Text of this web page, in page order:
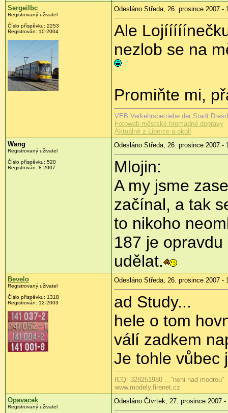
Sergeilbc
Registrovaný uživatel
Číslo příspěvku: 2253
Registrován: 10-2004
Odesláno Středa, 26. prosince 2007 -
Ale
nezlob se na
Promiňte mi,
VEB Verkehrsbetriebe der Stadt
Fotoweb městské hromadné dopravy
Aktuálně z Liberce a okolí
Wang
Registrovaný uživatel
Číslo příspěvku: 520
Registrován: 8-2007
Odesláno Středa, 26. prosince 2007 -
Mlojin:
A my jsme
začínal, a tak
to nikoho
187 je
udělat.
Bevelo
Registrovaný uživatel
Číslo příspěvku: 1318
Registrován: 12-2003
Odesláno Středa, 26. prosince 2007 -
ad Study...
hele o tom
válí zadkem
Je tohle
ICQ: 328251980 ..."neni nad modrou"
www.modely.firenet.cz
Opavacek
Registrovaný uživatel
Odesláno Čtvrtek, 27. prosince 2007 -